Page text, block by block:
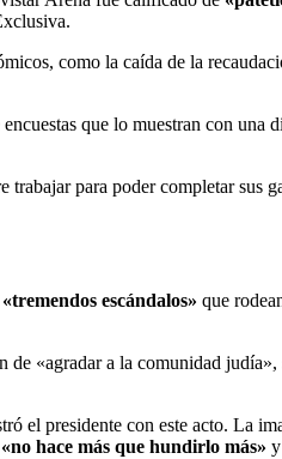
como la caída de la
que lo muestran con una
trabajar para poder completar sus
«tremendos escándalos» que
«agradar a la comunidad judía»,
el presidente con este acto. La
«no hace más que hundirlo más»